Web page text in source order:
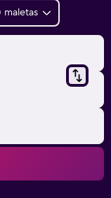
maletas